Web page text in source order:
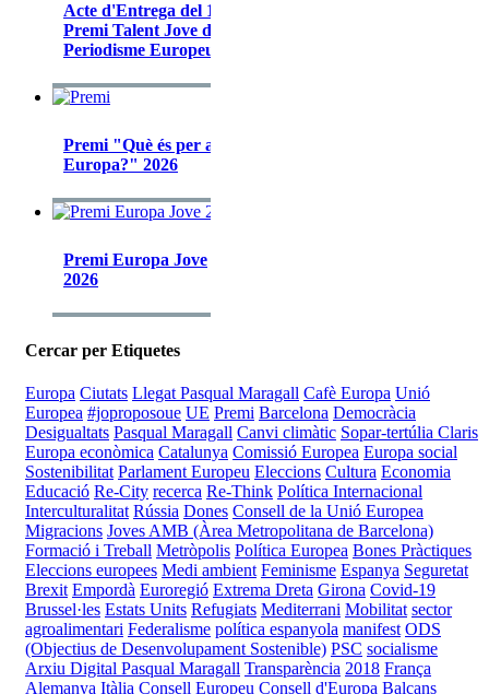
Acte d'Entrega del 1er
Premi Talent Jove de
Periodisme Europeu
Premi "Què és per a tu
Europa?" 2026
Premi Europa Jove
2026
Cercar per Etiquetes
Europa Ciutats Llegat Pasqual Maragall Cafè Europa Unió
Europea #joproposoue UE Premi Barcelona Democràcia
Desigualtats Pasqual Maragall Canvi climàtic Sopar-tertúlia Claris
Europa econòmica Catalunya Comissió Europea Europa social
Sostenibilitat Parlament Europeu Eleccions Cultura Economia
Educació Re-City recerca Re-Think Política Internacional
Interculturalitat Rússia Dones Consell de la Unió Europea
Migracions Joves AMB (Àrea Metropolitana de Barcelona)
Formació i Treball Metròpolis Política Europea Bones Pràctiques
Eleccions europees Medi ambient Feminisme Espanya Seguretat
Brexit Empordà Euroregió Extrema Dreta Girona Covid-19
Brussel·les Estats Units Refugiats Mediterrani Mobilitat sector
agroalimentari Federalisme política espanyola manifest ODS
(Objectius de Desenvolupament Sostenible) PSC socialisme
Arxiu Digital Pasqual Maragall Transparència 2018 França
Alemanya Itàlia Consell Europeu Consell d'Europa Balcans